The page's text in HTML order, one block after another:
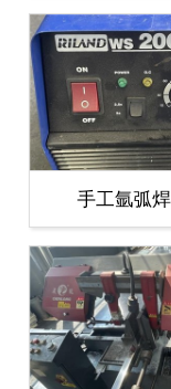
手工氩弧